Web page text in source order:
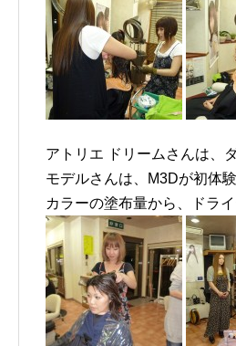
アトリエ ドリームさんは、
モデルさんは、M3Dが初体験
カラーの塗布量から、ドラ